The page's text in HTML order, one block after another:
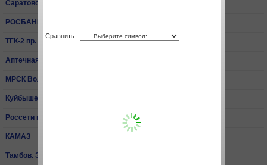
Саратовский НПЗ пр.
РОСБАНК
ТГК-2 пр. +0.59%
Аптечная сеть 36,6
МРСК Волги
КуйбышевАзот
Россети пр. -1.06%
КАМАЗ
Тамбов. ЭнСбыт
Сравнить: